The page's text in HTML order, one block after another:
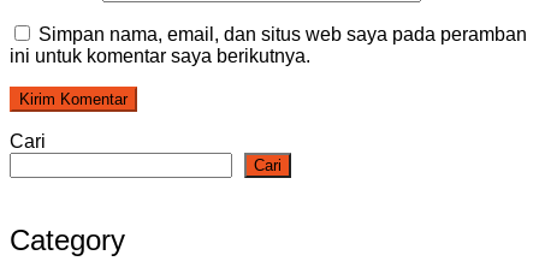
Simpan nama, email, dan situs web saya pada peramban
ini untuk komentar saya berikutnya.
Cari
Cari
Category